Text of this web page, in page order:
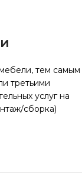
тем самым
третьими
услуг на
сборка)